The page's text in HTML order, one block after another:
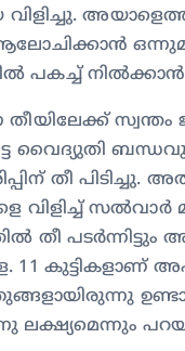
ആലോചിക്കാന്‍
പകച്ച് നില്‍ക്കാന്‍
വൈദ്യുതി
തീ പിടിച്ചു.
സല്‍വാര്‍
തീ
കുട്ടികളാണ്